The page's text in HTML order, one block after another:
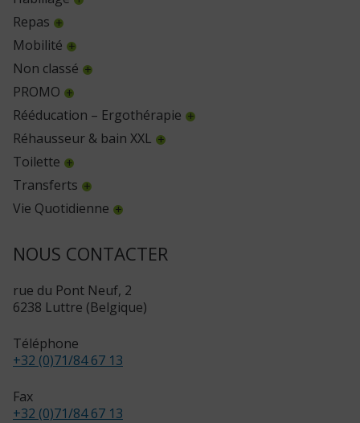
Repas
Mobilité
Non classé
PROMO
Rééducation – Ergothérapie
Réhausseur & bain XXL
Toilette
Transferts
Vie Quotidienne
NOUS CONTACTER
rue du Pont Neuf, 2
6238 Luttre (Belgique)
Téléphone
+32 (0)71/84 67 13
Fax
+32 (0)71/84 67 13